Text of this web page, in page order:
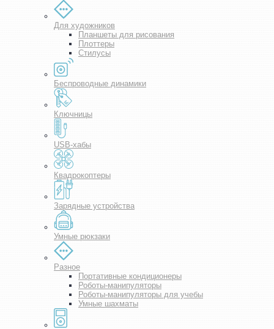
Для художников
Планшеты для рисования
Плоттеры
Стилусы
Беспроводные динамики
Ключницы
USB-хабы
Квадрокоптеры
Зарядные устройства
Умные рюкзаки
Разное
Портативные кондиционеры
Роботы-манипуляторы
Роботы-манипуляторы для учебы
Умные шахматы